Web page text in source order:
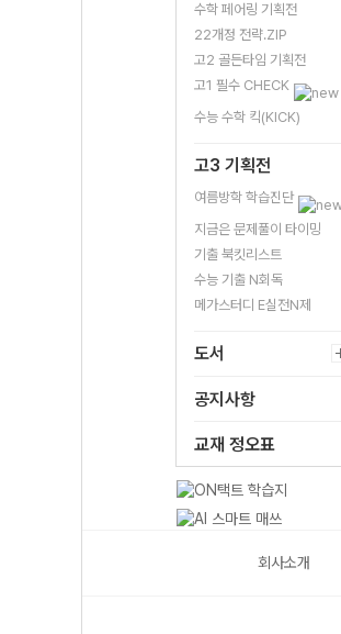
수학 페어링 기획전
22개정 전략.ZIP
고2 골든타임 기획전
고1 필수 CHECK
수능 수학 킥(KICK)
고3 기획전
여름방학 학습진단
지금은 문제풀이 타이밍
기출 북킷리스트
수능 기출 N회독
메가스터디 E실전N제
도서
공지사항
교재 정오표
회사소개